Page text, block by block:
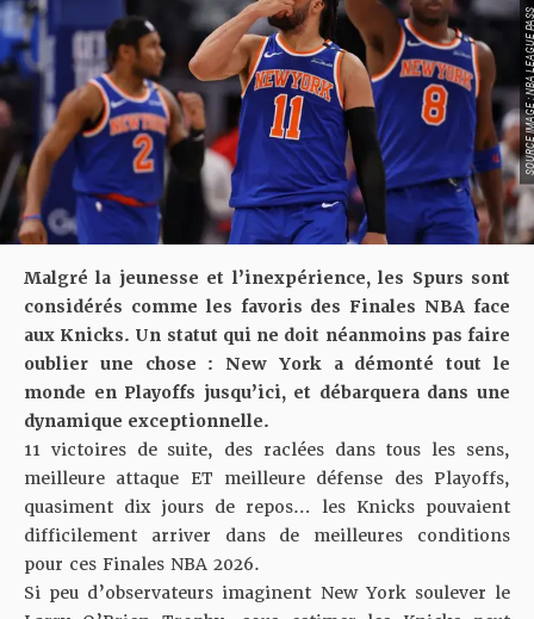
SOURCE
Malgré la jeunesse et l’inexpérience, les Spurs sont
considérés comme les favoris des Finales NBA face
aux Knicks. Un statut qui ne doit néanmoins pas faire
oublier une chose : New York a démonté tout le
monde en Playoffs jusqu’ici, et débarquera dans une
dynamique exceptionnelle.
11 victoires de suite, des raclées dans tous les sens,
meilleure attaque ET meilleure défense des Playoffs,
quasiment dix jours de repos… les Knicks pouvaient
difficilement arriver dans de meilleures conditions
pour ces Finales NBA 2026.
Si peu d’observateurs imaginent New York soulever le